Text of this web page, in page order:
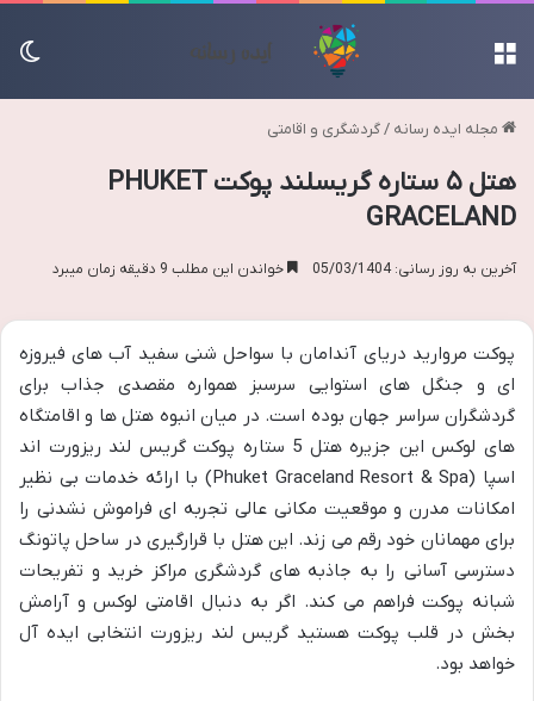
مجله ایده رسانه /گردشگری و اقامتی
هتل ۵ ستاره گریسلند پوکت PHUKET
GRACELAND
آخرین به روز رسانی: 05/03/1404 خواندن این مطلب 9 دقیقه زمان میبرد
پوکت مروارید دریای آندامان با سواحل شنی سفید آب های فیروزه
ای و جنگل های استوایی سرسبز همواره مقصدی جذاب برای
گردشگران سراسر جهان بوده است. در میان انبوه هتل ها و اقامتگاه
های لوکس این جزیره هتل 5 ستاره پوکت گریس لند ریزورت اند
اسپا (Phuket Graceland Resort & Spa) با ارائه خدمات بی نظیر
امکانات مدرن و موقعیت مکانی عالی تجربه ای فراموش نشدنی را
برای مهمانان خود رقم می زند. این هتل با قرارگیری در ساحل پاتونگ
دسترسی آسانی را به جاذبه های گردشگری مراکز خرید و تفریحات
شبانه پوکت فراهم می کند. اگر به دنبال اقامتی لوکس و آرامش
بخش در قلب پوکت هستید گریس لند ریزورت انتخابی ایده آل
خواهد بود.